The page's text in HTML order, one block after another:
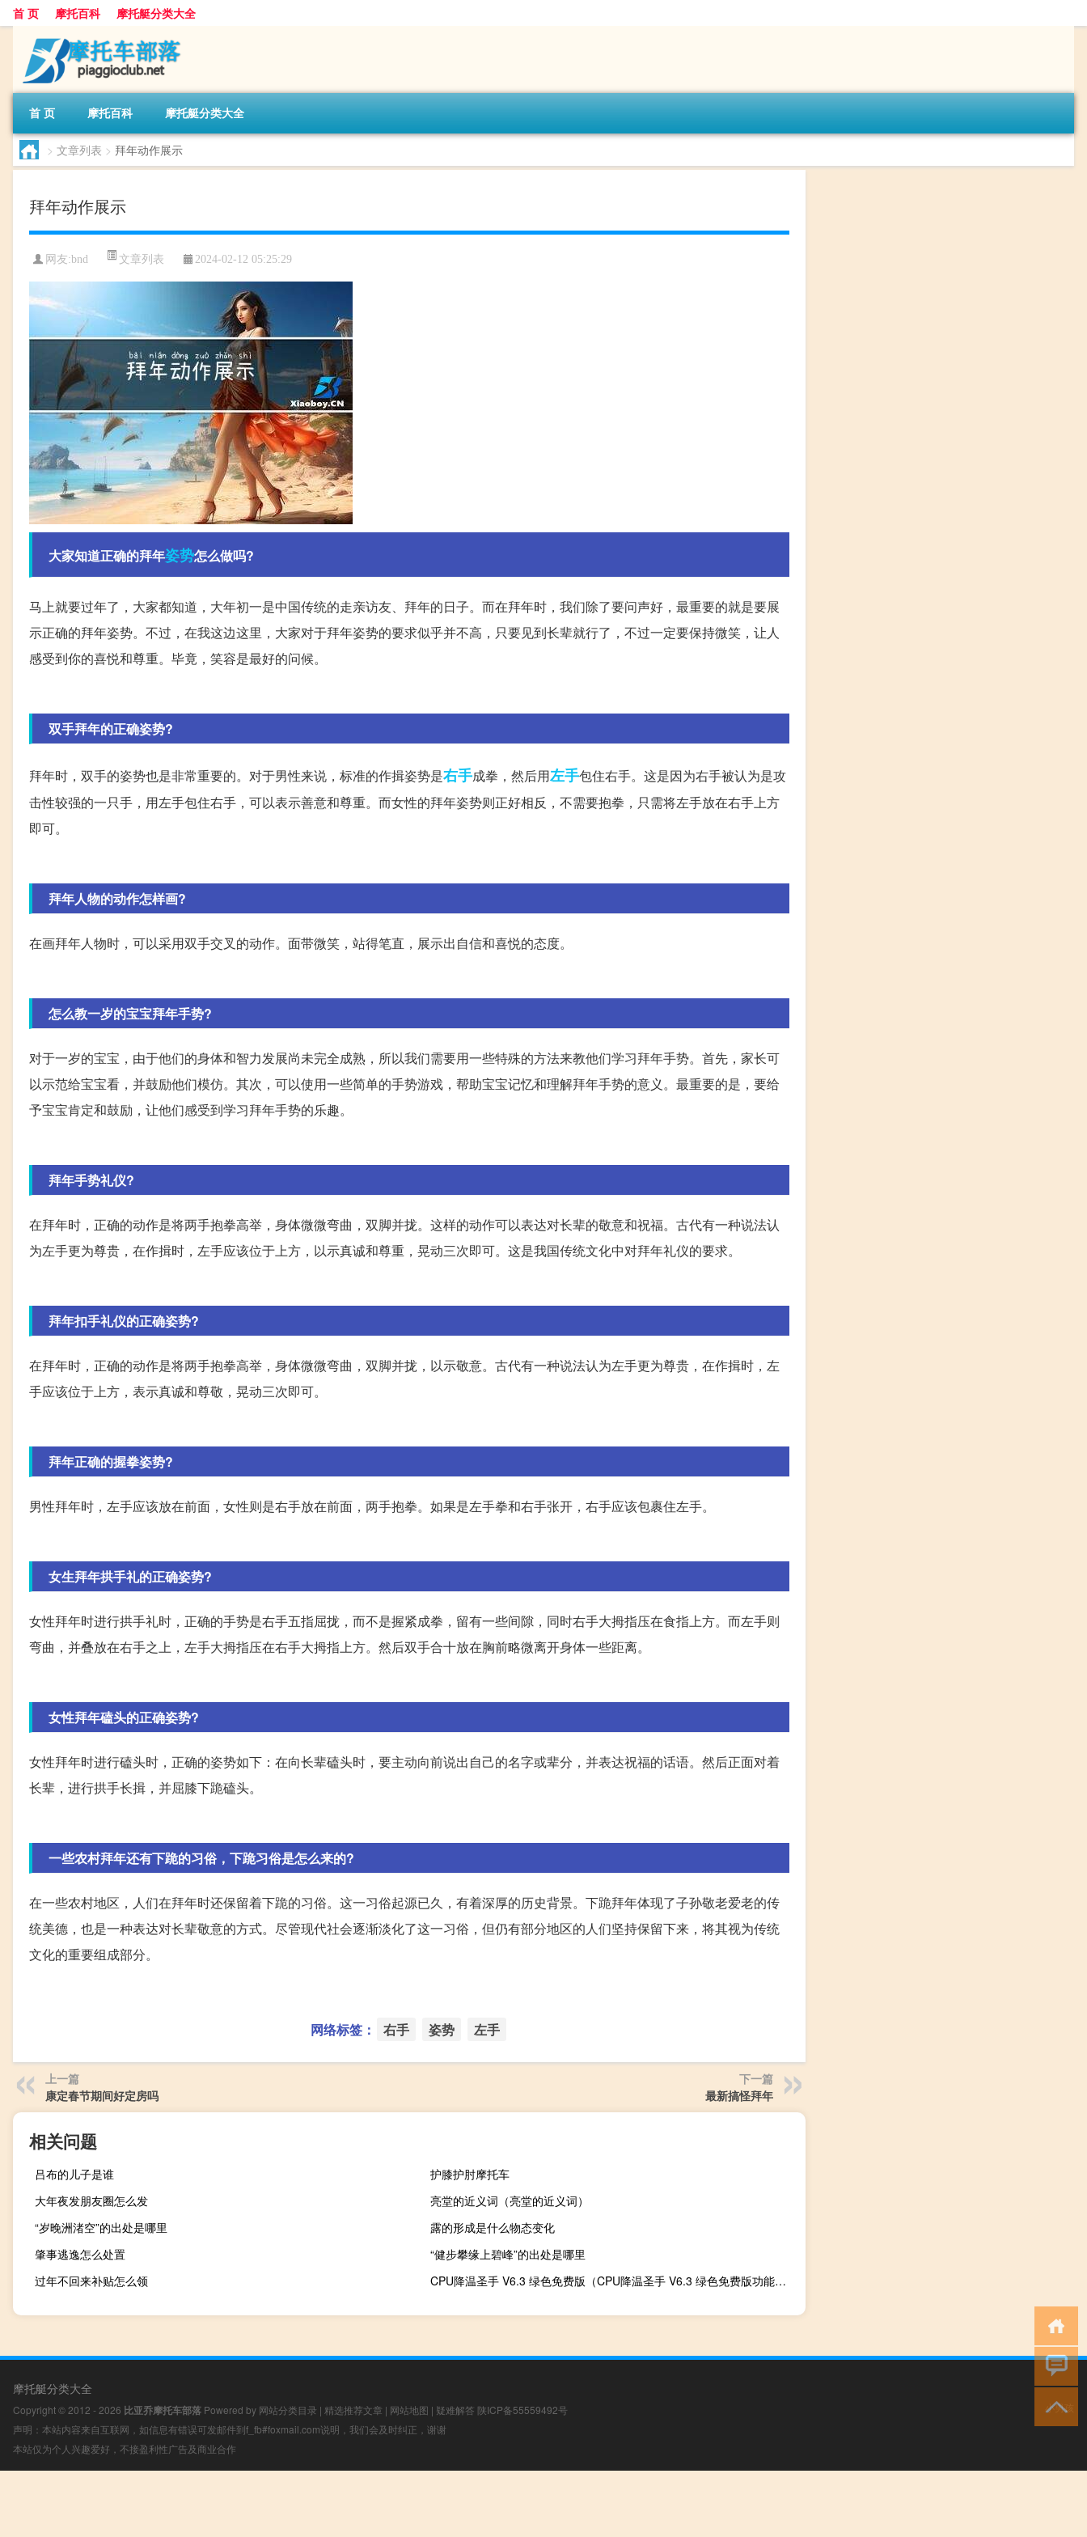
首 页 摩托百科 摩托艇分类大全
首 页 摩托百科 摩托艇分类大全
> 文章列表 > 拜年动作展示
拜年动作展示
网友:bnd 文章列表 2024-02-12 05:25:29
大家知道正确的拜年姿势怎么做吗?
马上就要过年了，大家都知道，大年初一是中国传统的走亲访友、拜年的日子。而在拜年时，我们除了要问声好，最重要的就是要展
示正确的拜年姿势。不过，在我这边这里，大家对于拜年姿势的要求似乎并不高，只要见到长辈就行了，不过一定要保持微笑，让人
感受到你的喜悦和尊重。毕竟，笑容是最好的问候。
双手拜年的正确姿势?
拜年时，双手的姿势也是非常重要的。对于男性来说，标准的作揖姿势是右手成拳，然后用左手包住右手。这是因为右手被认为是攻
击性较强的一只手，用左手包住右手，可以表示善意和尊重。而女性的拜年姿势则正好相反，不需要抱拳，只需将左手放在右手上方
即可。
拜年人物的动作怎样画?
在画拜年人物时，可以采用双手交叉的动作。面带微笑，站得笔直，展示出自信和喜悦的态度。
怎么教一岁的宝宝拜年手势?
对于一岁的宝宝，由于他们的身体和智力发展尚未完全成熟，所以我们需要用一些特殊的方法来教他们学习拜年手势。首先，家长可
以示范给宝宝看，并鼓励他们模仿。其次，可以使用一些简单的手势游戏，帮助宝宝记忆和理解拜年手势的意义。最重要的是，要给
予宝宝肯定和鼓励，让他们感受到学习拜年手势的乐趣。
拜年手势礼仪?
在拜年时，正确的动作是将两手抱拳高举，身体微微弯曲，双脚并拢。这样的动作可以表达对长辈的敬意和祝福。古代有一种说法认
为左手更为尊贵，在作揖时，左手应该位于上方，以示真诚和尊重，晃动三次即可。这是我国传统文化中对拜年礼仪的要求。
拜年扣手礼仪的正确姿势?
在拜年时，正确的动作是将两手抱拳高举，身体微微弯曲，双脚并拢，以示敬意。古代有一种说法认为左手更为尊贵，在作揖时，左
手应该位于上方，表示真诚和尊敬，晃动三次即可。
拜年正确的握拳姿势?
男性拜年时，左手应该放在前面，女性则是右手放在前面，两手抱拳。如果是左手拳和右手张开，右手应该包裹住左手。
女生拜年拱手礼的正确姿势?
女性拜年时进行拱手礼时，正确的手势是右手五指屈拢，而不是握紧成拳，留有一些间隙，同时右手大拇指压在食指上方。而左手则
弯曲，并叠放在右手之上，左手大拇指压在右手大拇指上方。然后双手合十放在胸前略微离开身体一些距离。
女性拜年磕头的正确姿势?
女性拜年时进行磕头时，正确的姿势如下：在向长辈磕头时，要主动向前说出自己的名字或辈分，并表达祝福的话语。然后正面对着
长辈，进行拱手长揖，并屈膝下跪磕头。
一些农村拜年还有下跪的习俗，下跪习俗是怎么来的?
在一些农村地区，人们在拜年时还保留着下跪的习俗。这一习俗起源已久，有着深厚的历史背景。下跪拜年体现了子孙敬老爱老的传
统美德，也是一种表达对长辈敬意的方式。尽管现代社会逐渐淡化了这一习俗，但仍有部分地区的人们坚持保留下来，将其视为传统
文化的重要组成部分。
网络标签： 右手 姿势 左手
上一篇
康定春节期间好定房吗
下一篇
最新搞怪拜年
相关问题
吕布的儿子是谁
护膝护肘摩托车
大年夜发朋友圈怎么发
亮堂的近义词（亮堂的近义词）
“岁晚洲渚空”的出处是哪里
露的形成是什么物态变化
肇事逃逸怎么处置
“健步攀缘上碧峰”的出处是哪里
过年不回来补贴怎么领
CPU降温圣手 V6.3 绿色免费版（CPU降温圣手 V6.3 绿色免费版功能简介）
摩托艇分类大全
Copyright © 2012 - 2026 比亚乔摩托车部落 Powered by 网站分类目录 | 精选推荐文章 | 网站地图 | 疑难解答 陕ICP备55559492号
声明：本站内容来自互联网，如信息有错误可发邮件到f_fb#foxmail.com说明，我们会及时纠正，谢谢
本站仅为个人兴趣爱好，不接盈利性广告及商业合作
小男孩